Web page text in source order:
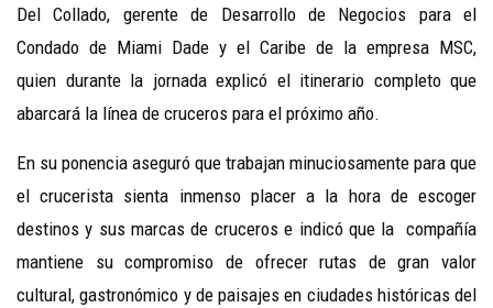
Del Collado, gerente de Desarrollo de Negocios para el
Condado de Miami Dade y el Caribe de la empresa MSC,
quien durante la jornada explicó el itinerario completo que
abarcará la línea de cruceros para el próximo año.
En su ponencia aseguró que trabajan minuciosamente para que
el crucerista sienta inmenso placer a la hora de escoger
destinos y sus marcas de cruceros e indicó que la compañía
mantiene su compromiso de ofrecer rutas de gran valor
cultural, gastronómico y de paisajes en ciudades históricas del